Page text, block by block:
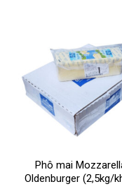
Phô mai
Oldenburger (2,5kg/